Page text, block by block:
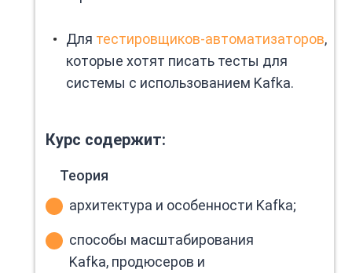
Курс содержит:
архитектура и особенности Kafka;
способы масштабирования
Kafka, продюсеров и
Теория
Для тестировщиков-автоматизаторов,
которые хотят писать тесты для
системы с использованием Kafka.